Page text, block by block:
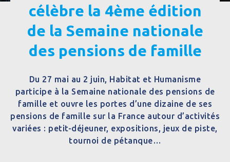
célèbre la 4ème édition
de la Semaine nationale
des pensions de famille
Du 27 mai au 2 juin, Habitat et Humanisme
participe à la Semaine nationale des pensions de
famille et ouvre les portes d’une dizaine de ses
pensions de famille sur la France autour d’activités
variées : petit-déjeuner, expositions, jeux de piste,
tournoi de pétanque…